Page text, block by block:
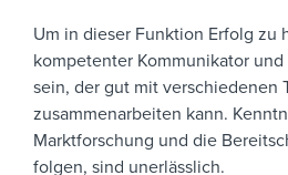
Um in dieser Funktion Erfolg zu
kompetenter Kommunikator
sein, der gut mit verschiedenen
zusammenarbeiten kann.
Marktforschung und die
folgen, sind unerlässlich.